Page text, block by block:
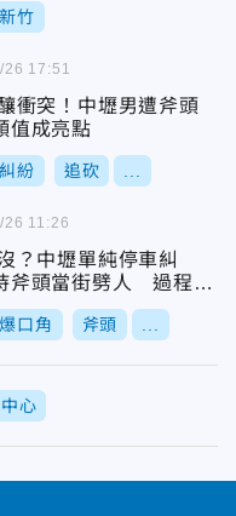
新竹
衝突！中壢男遭斧頭
成亮點
紛 追砍
17:51
？中壢單純停車糾
斧頭當街劈人 過程全
爆口角 斧頭
26 11:26
心